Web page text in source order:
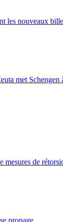
les nouveaux
met Schengen
mesures de
propage